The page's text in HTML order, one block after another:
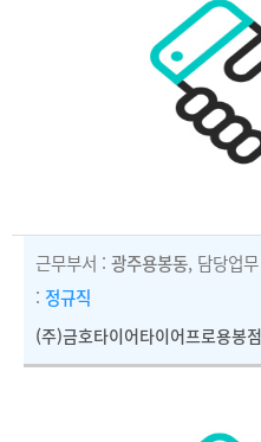
근무부서 : 광주용봉동, 담당업
: 정규직
(주)금호타이어타이어프로용봉점